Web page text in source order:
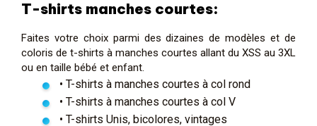
T-shirts manches courtes:
Faites votre choix parmi des dizaines de modèles et de
coloris de t-shirts à manches courtes allant du XSS au 3XL
ou en taille bébé et enfant.
• T-shirts à manches courtes à col rond
• T-shirts à manches courtes à col V
• T-shirts Unis, bicolores, vintages